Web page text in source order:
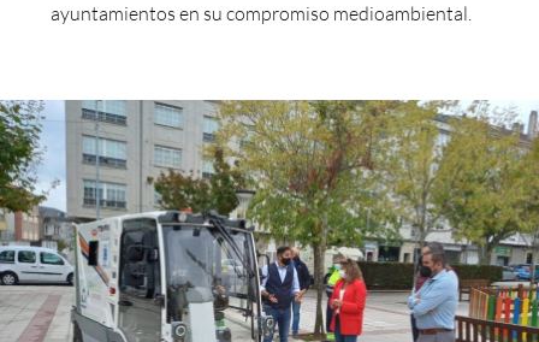
ayuntamientos en su compromiso medioambiental.